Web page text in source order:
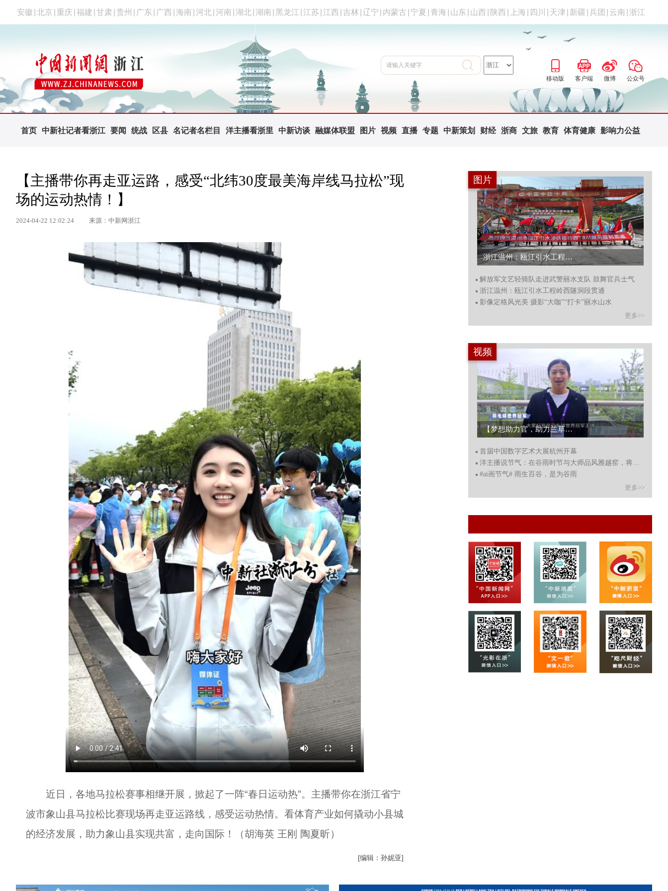
安徽 北京 重庆 福建 甘肃 贵州 广东 广西 海南 河北 河南 湖北 湖南 黑龙江 江苏 江西 吉林 辽宁 内蒙古 宁夏 青海 山东 山西 陕西 上海 四川 天津 新疆 兵团 云南 浙江
移动版 客户端 微博 公众号
首页 中新社记者看浙江 要闻 统战 区县 名记者名栏目 洋主播看浙里 中新访谈 融媒体联盟 图片 视频 直播 专题 中新策划 财经 浙商 文旅 教育 体育健康 影响力公益
【主播带你再走亚运路，感受“北纬30度最美海岸线马拉松”现
场的运动热情！】
2024-04-22 12:02:24 来源：中新网浙江
近日，各地马拉松赛事相继开展，掀起了一阵“春日运动热”。主播带你在浙江省宁
波市象山县马拉松比赛现场再走亚运路线，感受运动热情。看体育产业如何撬动小县城
的经济发展，助力象山县实现共富，走向国际！（胡海英 王刚 陶夏昕）
[编辑：孙妮亚]
图片
浙江温州：瓯江引水工程岭西隧洞段贯通...
解放军文艺轻骑队走进武警丽水支队 鼓舞官兵士气
浙江温州：瓯江引水工程岭西隧洞段贯通
影像定格风光美 摄影“大咖”“打卡”丽水山水
更多>>
视频
【梦想助力官，助力兰草重生】羽毛球世界冠军王琳、残奥会冠军、游泳运动员蒋裕燕加入...
首届中国数字艺术大展杭州开幕
洋主播说节气：在谷雨时节与大师品风雅越窑，将春色典藏
#ai画节气# 雨生百谷，是为谷雨
更多>>